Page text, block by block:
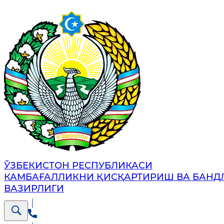
ЎЗБЕКИСТОН РЕСПУБЛИКАСИ
КАМБАҒАЛЛИКНИ ҚИСҚАРТИРИШ ВА
ВАЗИРЛИГИ